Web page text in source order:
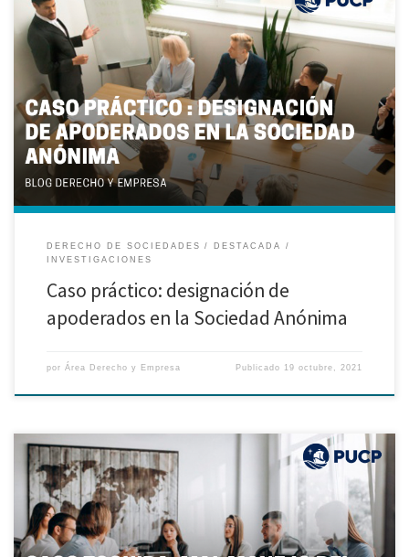
Investigación realizada por Mónica Diéguez Sánchez, Julio García
Zamudio Jara, Diana Patricia Reina Paredes y Pedro Pablo Delgado Rivera,
alumnos de la Maestría en Derecho de la Empresa I. Presentación del caso:
Se analizó la Resolución del Tribunal Registral N° 569-2011-SUNARP-TR-L, en
ella la empresa de Transportes Santa María […]
DERECHO DE SOCIEDADES
DESTACADA
INVESTIGACIONES
Caso práctico: designación de
apoderados en la Sociedad Anónima
por Área Derecho y Empresa Publicado 19 octubre, 2021
Investigación realizada por los y las alumnas de la maestría en Derecho de
la Empresa: Ana Francesca Chirinos Ravenna, Sergio Antonio Silva Tapia
y Kevin Román Tarco Romero I. CASO TOSHIBA Toshiba ha sido una